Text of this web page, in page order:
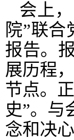
会上，
院”联
报告。
展历程
节点。
史”。与
念和决心